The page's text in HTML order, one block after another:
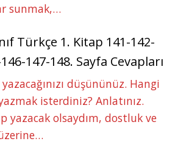
sunmak,…
Türkçe 1. Kitap 141-142-
147-148. Sayfa Cevapları
düşününüz. Hangi
isterdiniz? Anlatınız.
yazacak olsaydım, dostluk ve